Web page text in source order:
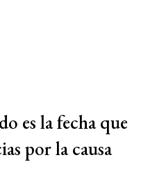
es la fecha que
por la causa